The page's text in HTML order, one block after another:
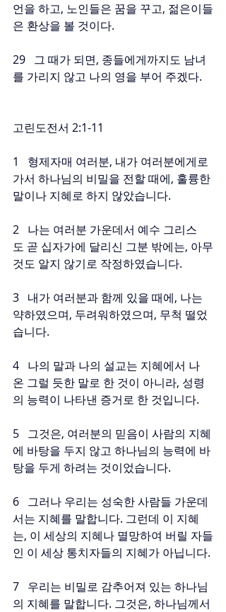
언을 하고, 노인들은 꿈을 꾸고, 젊은이들
은 환상을 볼 것이다.
29   그 때가 되면, 종들에게까지도 남녀
를 가리지 않고 나의 영을 부어 주겠다.
고린도전서 2:1-11
1   형제자매 여러분, 내가 여러분에게로
가서 하나님의 비밀을 전할 때에, 훌륭한
말이나 지혜로 하지 않았습니다.
2   나는 여러분 가운데서 예수 그리스
도 곧 십자가에 달리신 그분 밖에는, 아무
것도 알지 않기로 작정하였습니다.
3   내가 여러분과 함께 있을 때에, 나는
약하였으며, 두려워하였으며, 무척 떨었
습니다.
4   나의 말과 나의 설교는 지혜에서 나
온 그럴 듯한 말로 한 것이 아니라, 성령
의 능력이 나타낸 증거로 한 것입니다.
5   그것은, 여러분의 믿음이 사람의 지혜
에 바탕을 두지 않고 하나님의 능력에 바
탕을 두게 하려는 것이었습니다.
6   그러나 우리는 성숙한 사람들 가운데
서는 지혜를 말합니다. 그런데 이 지혜
는, 이 세상의 지혜나 멸망하여 버릴 자들
인 이 세상 통치자들의 지혜가 아닙니다.
7   우리는 비밀로 감추어져 있는 하나님
의 지혜를 말합니다. 그것은, 하나님께서